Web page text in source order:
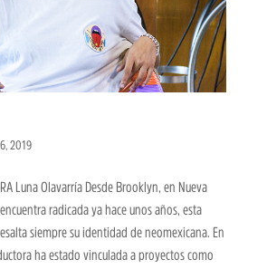
2019
Luna Olavarría Desde Brooklyn, en Nueva
radicada ya hace unos años, esta
siempre su identidad de neomexicana. En
ha estado vinculada a proyectos como